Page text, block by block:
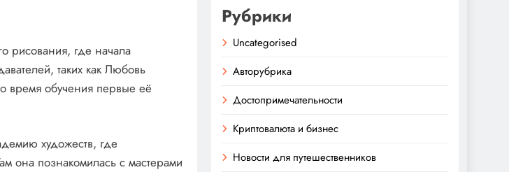
рисования, где начала
таких как Любовь
время обучения первые её
художеств, где
она познакомилась с мастерами
Рубрики
Uncategorised
Авторубрика
Достопримечательности
Криптовалюта и бизнес
Новости для путешественников